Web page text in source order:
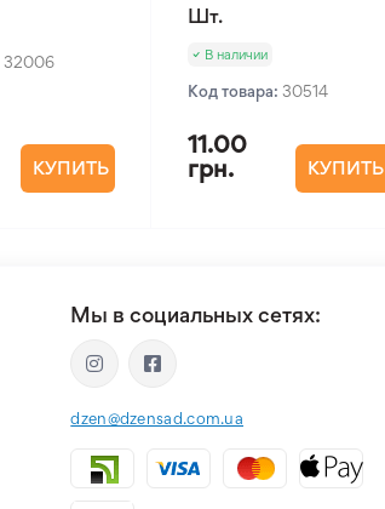
32006
КУПИТЬ
Шт.
В наличии
Код товара: 30514
11.00
грн.
КУПИТЬ
Мы в социальных сетях:
dzen@dzensad.com.ua